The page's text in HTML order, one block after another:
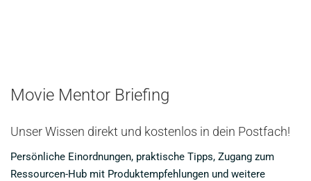
Movie Mentor Briefing
Unser Wissen direkt und kostenlos in dein Postfach!
Persönliche Einordnungen, praktische Tipps, Zugang zum
Ressourcen-Hub mit Produktempfehlungen und weitere